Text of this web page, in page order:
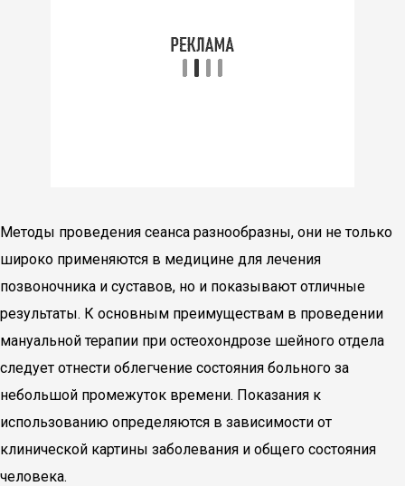
Методы проведения сеанса разнообразны, они не только
широко применяются в медицине для лечения
позвоночника и суставов, но и показывают отличные
результаты. К основным преимуществам в проведении
мануальной терапии при остеохондрозе шейного отдела
следует отнести облегчение состояния больного за
небольшой промежуток времени. Показания к
использованию определяются в зависимости от
клинической картины заболевания и общего состояния
человека.